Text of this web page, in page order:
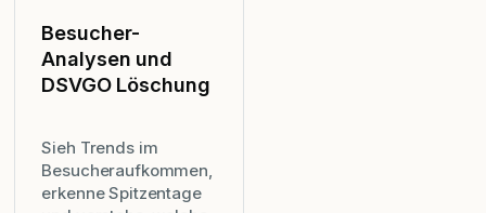
Besucher-
Analysen und
DSVGO Löschung
Sieh Trends im
Besucheraufkommen,
erkenne Spitzentage